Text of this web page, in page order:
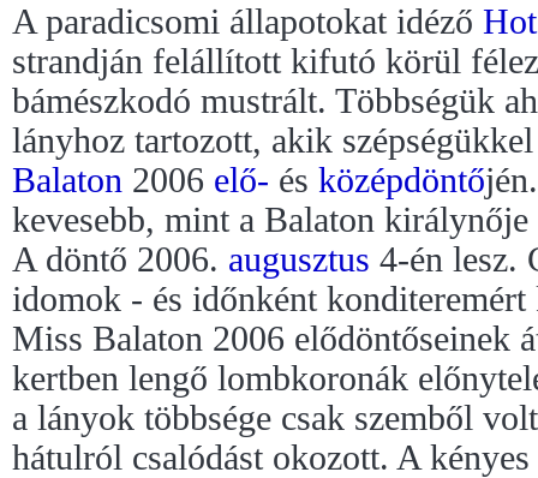
A paradicsomi állapotokat idéző
strandján felállított kifutó körül
bámészkodó mustrált. Többségük
lányhoz tartozott, akik
Balaton 2006 elő- és középdöntő
kevesebb, mint a Balaton
A döntő 2006. augusztus 4-én lesz.
idomok - és időnként
Miss Balaton 2006 elődöntőseinek
kertben lengő lombkoronák
a lányok többsége csak szemből
hátulról csalódást okozott. A